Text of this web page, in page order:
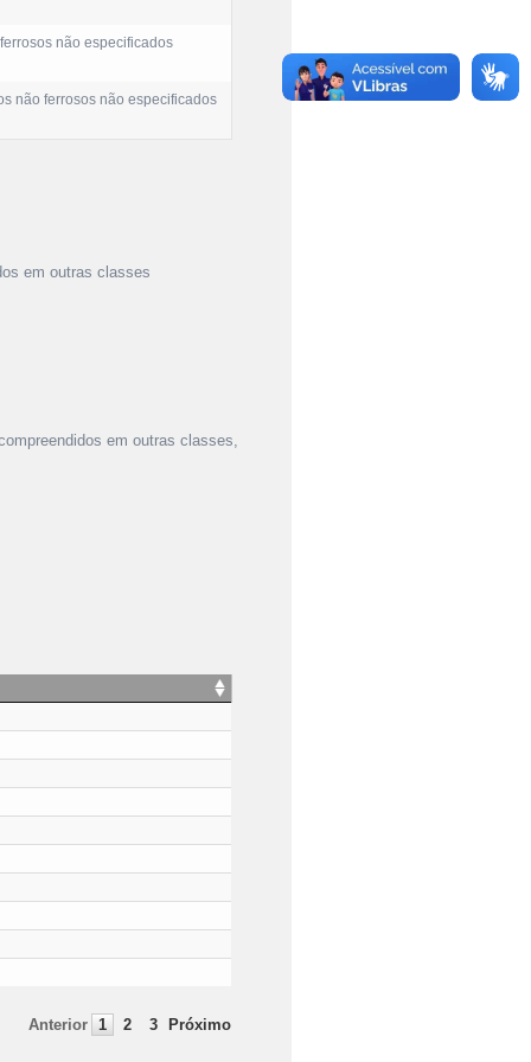
não especificados
não ferrosos não especificados
em outras classes
em outras classes,
Anterior 1 2 3 Próximo